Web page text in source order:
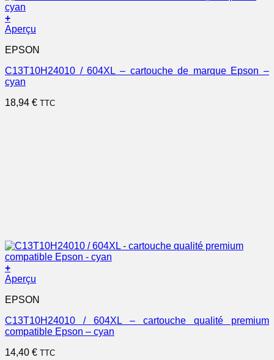
+
Aperçu
EPSON
C13T10H24010 / 604XL – cartouche de marque Epson –
cyan
18,94 € TTC
+
Aperçu
EPSON
C13T10H24010 / 604XL – cartouche qualité premium
compatible Epson – cyan
14,40 € TTC